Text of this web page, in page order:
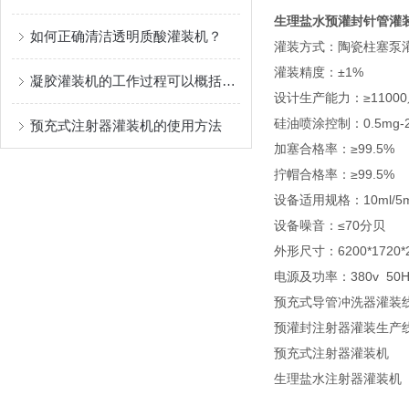
如何正确清洁透明质酸灌装机？
凝胶灌装机的工作过程可以概括如下
预充式注射器灌装机的使用方法
生理盐水预灌封针管灌
灌装方式：陶瓷柱塞泵
灌装精度：±1%
设计生产能力：
硅油喷涂控制：
加塞合格率：≥99.5%
拧帽合格率：≥99.5%
设备适用规格：10ml/
设备噪音：≤70分贝
外形尺寸：
电源及功率：380v
预充式导管冲洗器灌装
预灌封注射器灌装生产
预充式注射器灌装机
生理盐水注射器灌装机